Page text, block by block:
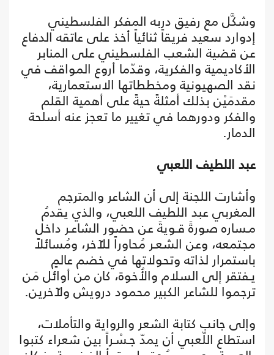
وشكَّل مع رفيق دربه المفكر الفلسطيني
إدوارد سعيد فريقاً ثنائياً أخذ على عاتقه الدفاع
عن قضية الشعب الفلسطيني على المنابر
الأكاديمية والفكرية، وقدّما أروع المواقف في
نقد الصهيونية ومخططاتها الاستعمارية،
مقدمَيْن بذلك أمثلةً حيةً على أهمية القلم
والفكر ودورهما في تغيير ما تعجز عنه أسلحة
الدمار.
عبد اللطيف اللعبي
وأشارت اللجنة إلى أن الشاعر والمترجم
المغربي عبد اللطيف اللعبي، والذي يقدمُ
مـساره صورةً قـويةً عن حضور الشاعـر داخل
مجتمعه، وعن الشعـر مُحاوراً للآخر، ومُسائلاً
باستمرار لذاته وتحولاتها في خضم عالمٍ
يـفتقر إلى السلام والأُخوة، كان من أوائل مَن
ترجموا للشاعر الكبير محمود درويش ولآخرين.
وإلى جانب كتابة الشعر والرواية والتأملات،
استطاع اللّعبي أن يمدّ جـسْـراً بين شعراء كتبوا